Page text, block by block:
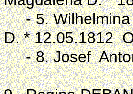
- 5. Wilhelmina
D. * 12.05.1812
- 8. Josef Anton